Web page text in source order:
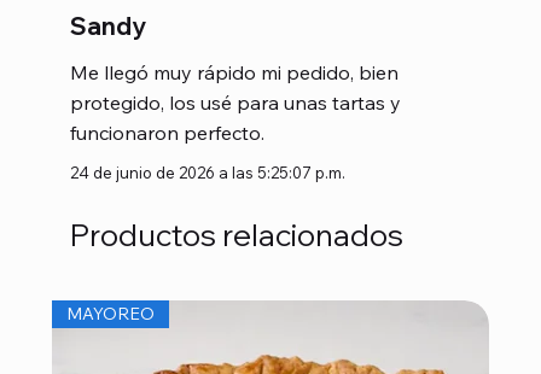
Sandy
Me llegó muy rápido mi pedido, bien
protegido, los usé para unas tartas y
funcionaron perfecto.
24 de junio de 2026 a las 5:25:07 p.m.
Productos relacionados
MAYOREO